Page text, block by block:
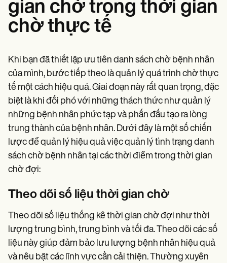
gian chờ trong thời gian
chờ thực tế
Khi bạn đã thiết lập ưu tiên danh sách chờ bệnh nhân
của mình, bước tiếp theo là quản lý quá trình chờ thực
tế một cách hiệu quả. Giai đoạn này rất quan trọng, đặc
biệt là khi đối phó với những thách thức như quản lý
những bệnh nhân phức tạp và phấn đấu tạo ra lòng
trung thành của bệnh nhân. Dưới đây là một số chiến
lược để quản lý hiệu quả việc quản lý tình trạng danh
sách chờ bệnh nhân tại các thời điểm trong thời gian
chờ đợi:
Theo dõi số liệu thời gian chờ
Theo dõi số liệu thống kê thời gian chờ đợi như thời
lượng trung bình, trung bình và tối đa. Theo dõi các số
liệu này giúp đảm bảo lưu lượng bệnh nhân hiệu quả
và nêu bật các lĩnh vực cần cải thiện. Thường xuyên